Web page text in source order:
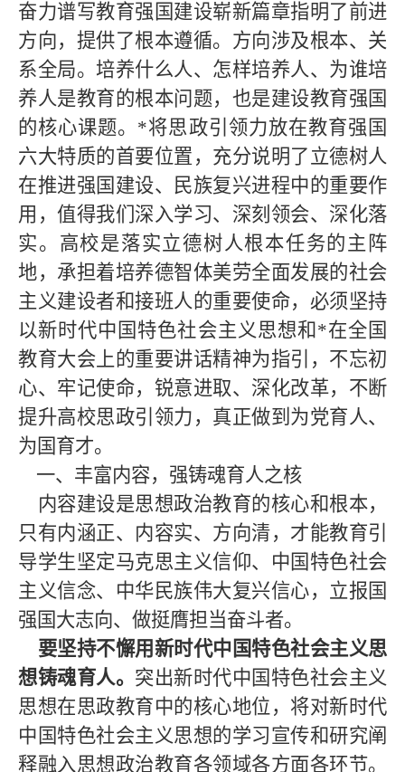
奋力谱写教育强国建设崭新篇章指明了前进
方向，提供了根本遵循。方向涉及根本、关
系全局。培养什么人、怎样培养人、为谁培
养人是教育的根本问题，也是建设教育强国
的核心课题。*将思政引领力放在教育强国
六大特质的首要位置，充分说明了立德树人
在推进强国建设、民族复兴进程中的重要作
用，值得我们深入学习、深刻领会、深化落
实。高校是落实立德树人根本任务的主阵
地，承担着培养德智体美劳全面发展的社会
主义建设者和接班人的重要使命，必须坚持
以新时代中国特色社会主义思想和*在全国
教育大会上的重要讲话精神为指引，不忘初
心、牢记使命，锐意进取、深化改革，不断
提升高校思政引领力，真正做到为党育人、
为国育才。
一、丰富内容，强铸魂育人之核
内容建设是思想政治教育的核心和根本，
只有内涵正、内容实、方向清，才能教育引
导学生坚定马克思主义信仰、中国特色社会
主义信念、中华民族伟大复兴信心，立报国
强国大志向、做挺膺担当奋斗者。
要坚持不懈用新时代中国特色社会主义思
想铸魂育人。 突出新时代中国特色社会主义
思想在思政教育中的核心地位，将对新时代
中国特色社会主义思想的学习宣传和研究阐
释融入思想政治教育各领域各方面各环节。